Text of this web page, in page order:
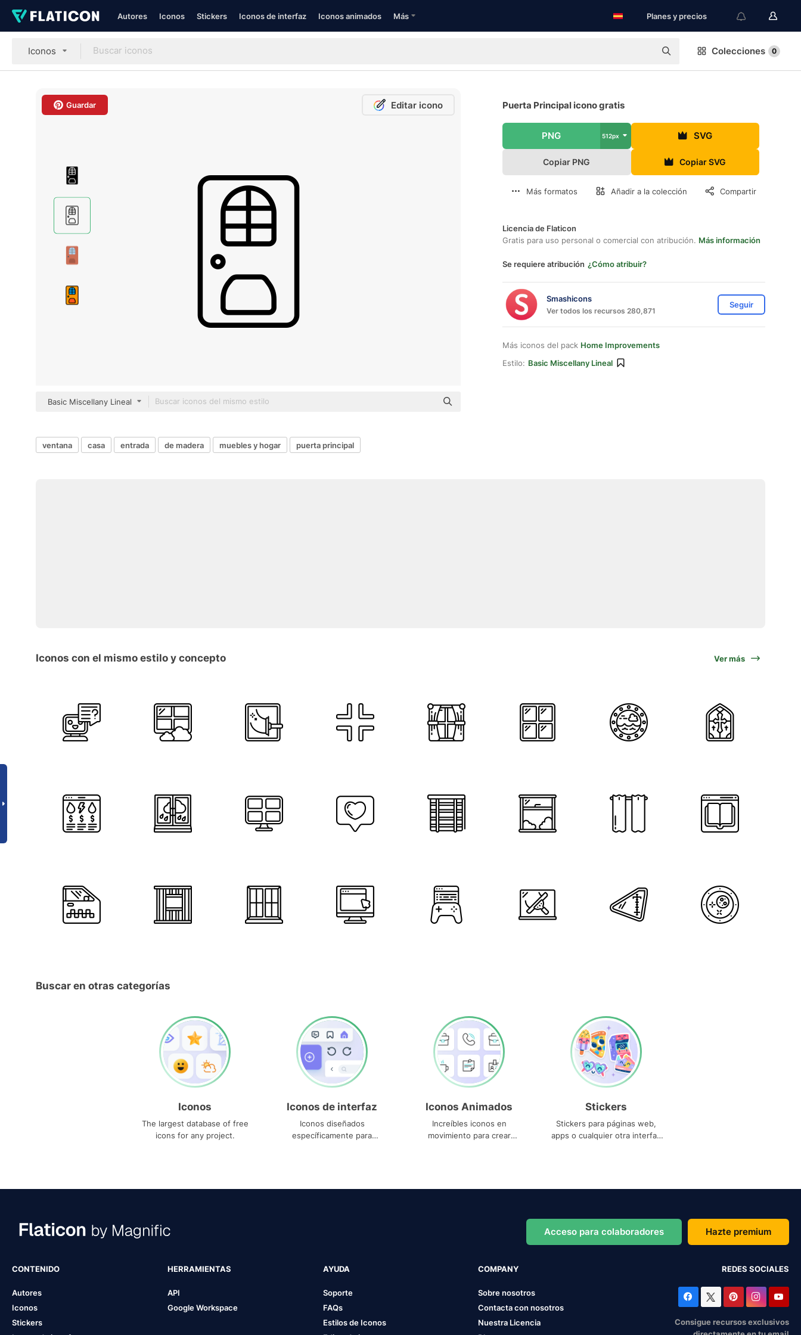
Autores Iconos Stickers Iconos de interfaz Iconos animados Más Planes y precios
Iconos Colecciones 0
Guardar Editar icono
Basic Miscellany Lineal
Puerta Principal icono gratis
PNG 512px SVG
Copiar PNG Copiar SVG
Más formatos Añadir a la colección Compartir
Licencia de Flaticon
Gratis para uso personal o comercial con atribución. Más información
Se requiere atribución ¿Cómo atribuir?
Smashicons
Ver todos los recursos 280,871
Seguir
Más iconos del pack Home Improvements
Estilo: Basic Miscellany Lineal
ventana casa entrada de madera muebles y hogar puerta principal
Iconos con el mismo estilo y concepto Ver más
Buscar en otras categorías
Iconos
The largest database of free
icons for any project.
Iconos de interfaz
Iconos diseñados
específicamente para
Iconos Animados
Increíbles iconos en
movimiento para crear
Stickers
Stickers para páginas web,
apps o cualquier otra interfaz
Acceso para colaboradores Hazte premium
CONTENIDO
Autores
Iconos
Stickers
HERRAMIENTAS
API
Google Workspace
AYUDA
Soporte
FAQs
Estilos de Iconos
COMPANY
Sobre nosotros
Contacta con nosotros
Nuestra Licencia
REDES SOCIALES
Consigue recursos exclusivos